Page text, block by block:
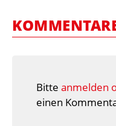
Bitte anmelden
einen